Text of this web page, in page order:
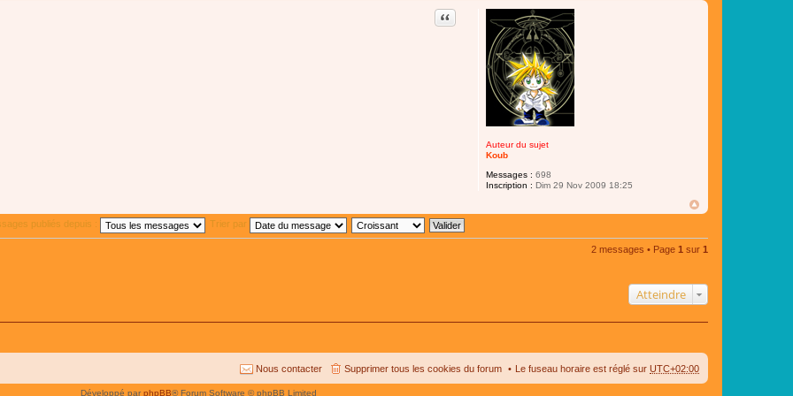
Auteur du sujet
Koub
Messages : 698
Inscription : Dim 29 Nov 2009 18:25
Citer
publiés depuis : Trier par
2 messages • Page 1 sur 1
Atteindre
Le fuseau horaire est réglé sur UTC+02:00
Supprimer tous les cookies du forum
Nous contacter
Développé parphpBB® Forum Software © phpBB Limited